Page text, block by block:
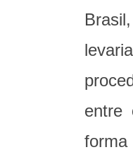
entre
forma